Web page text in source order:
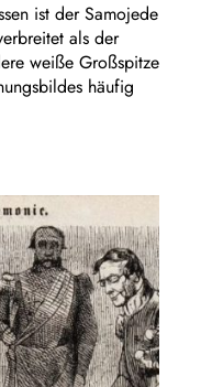
ist der Samojede
als der
weiße Großspitze
häufig